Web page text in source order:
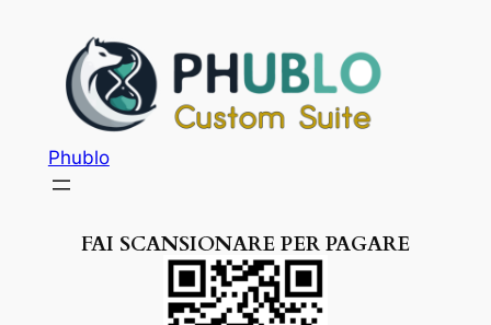
Phublo
FAI SCANSIONARE PER PAGARE